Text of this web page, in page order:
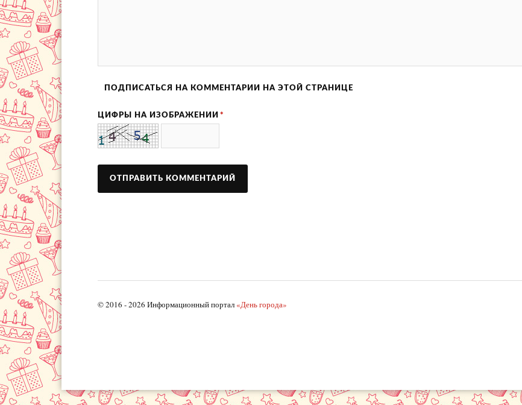
ПОДПИСАТЬСЯ НА КОММЕНТАРИИ НА ЭТОЙ СТРАНИЦЕ
ЦИФРЫ НА ИЗОБРАЖЕНИИ *
© 2016 - 2026 Информационный портал «День города»